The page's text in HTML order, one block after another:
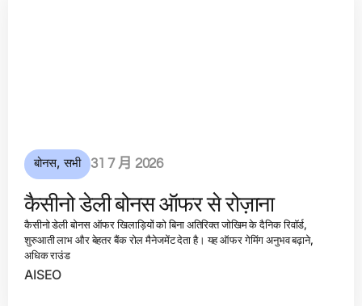
बोनस,सभी 31 7 月 2026
कैसीनो डेली बोनस ऑफर से रोज़ाना
कैसीनो डेली बोनस ऑफर खिलाड़ियों को बिना अतिरिक्त जोखिम के दैनिक रिवॉर्ड,
शुरुआती लाभ और बेहतर बैंक रोल मैनेजमेंट देता है। यह ऑफर गेमिंग अनुभव बढ़ाने,
अधिक राउंड
AISEO